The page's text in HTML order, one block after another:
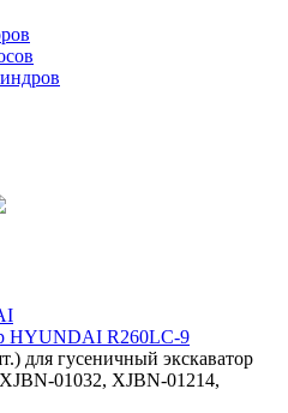
HYUNDAI R260LC-9
для гусеничный экскаватор
01032, XJBN-01214,